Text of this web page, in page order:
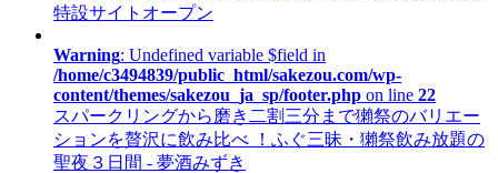
特設サイトオープン
Warning: Undefined variable $field in
/home/c3494839/public_html/sakezou.com/wp-
content/themes/sakezou_ja_sp/footer.php on line 22
スパークリングから磨き二割三分まで獺祭のバリエー
ションを贅沢に飲み比べ ！ふぐ三昧・獺祭飲み放題の
聖夜３日間 - 夢酒みずき